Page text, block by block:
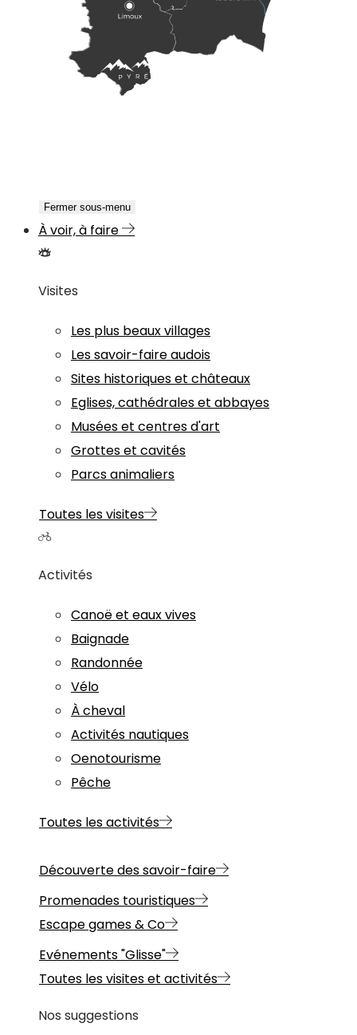
Fermer sous-menu
À voir, à faire
Visites
Les plus beaux villages
Les savoir-faire audois
Sites historiques et châteaux
Eglises, cathédrales et abbayes
Musées et centres d'art
Grottes et cavités
Parcs animaliers
Toutes les visites
Activités
Canoë et eaux vives
Baignade
Randonnée
Vélo
À cheval
Activités nautiques
Oenotourisme
Pêche
Toutes les activités
Découverte des savoir-faire
Promenades touristiques
Escape games & Co
Evénements "Glisse"
Toutes les visites et activités
Nos suggestions